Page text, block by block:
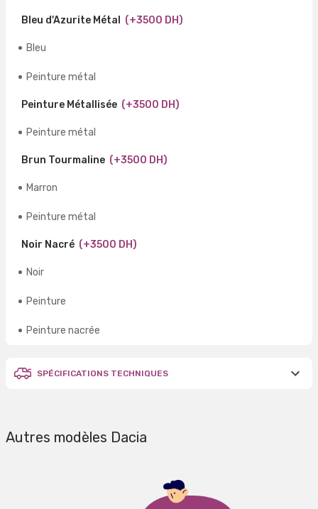
Bleu d'Azurite Métal (+3500 DH)
Bleu
Peinture métal
Peinture Métallisée (+3500 DH)
Peinture métal
Brun Tourmaline (+3500 DH)
Marron
Peinture métal
Noir Nacré (+3500 DH)
Noir
Peinture
Peinture nacrée
SPÉCIFICATIONS TECHNIQUES
Autres modèles Dacia